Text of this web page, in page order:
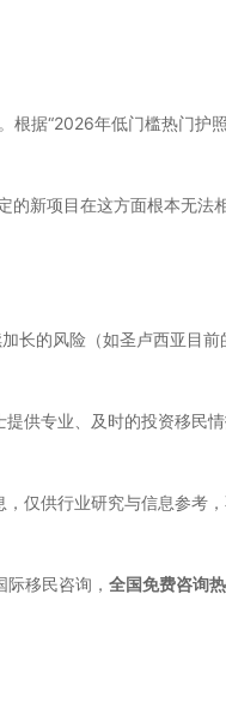
根据“2026年低门槛热门护
的新项目在这方面根本无法
长的风险（如圣卢西亚目
供专业、及时的投资移民
仅供行业研究与信息参考
移民咨询， 全国免费咨询